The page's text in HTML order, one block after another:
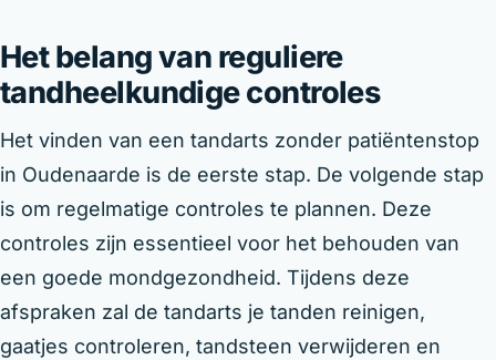
Het belang van reguliere
tandheelkundige controles
Het vinden van een tandarts zonder patiëntenstop
in Oudenaarde is de eerste stap. De volgende stap
is om regelmatige controles te plannen. Deze
controles zijn essentieel voor het behouden van
een goede mondgezondheid. Tijdens deze
afspraken zal de tandarts je tanden reinigen,
gaatjes controleren, tandsteen verwijderen en